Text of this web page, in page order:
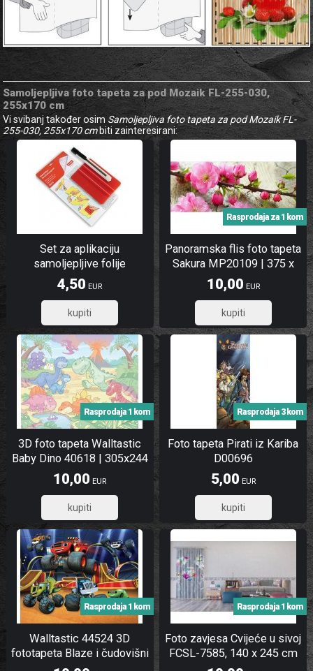
Samoljepljiva foto tapeta za pod Mozaik FL-255-030,
255x170 cm
Vi svibanj također osim Samoljepljiva foto tapeta za pod Mozaik FL-
255-030, 255x170 cmbiti zainteresirani:
Set za aplikaciju
samoljepljive folije
4,50 EUR
3,60
Panoramska flis foto tapeta
Sakura MP20109 | 375 x
150 cm
Rasprodaja za 1 kom
10,00 EUR
8,00
3D foto tapeta Walltastic
Baby Dino 40618 | 305x244
cm
Rasprodaja 1 kom
10,00 EUR
8,00
Foto tapeta Pirati iz Kariba
D00696
Rasprodaja 3 kom
5,00 EUR
4,00
Walltastic 44524 3D
fototapeta Blaze i čudovišni
strojevi, dimenzije 305 x
Rasprodaja 1 kom
Foto zavjesa Cvijeće u sivoj
FCSL-7585, 140 x 245 cm
Rasprodaja 1 kom